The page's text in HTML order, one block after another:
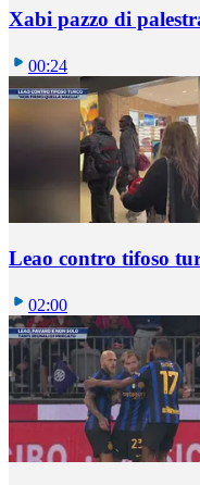
Xabi pazzo di
00:24
Leao contro tifoso
02:00